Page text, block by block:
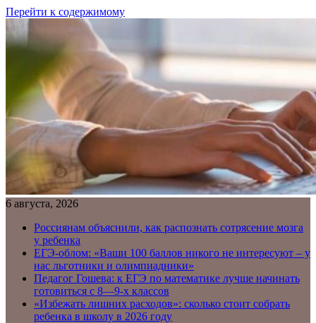
Перейти к содержимому
6 августа, 2026
Россиянам объяснили, как распознать сотрясение мозга
у ребенка
ЕГЭ-облом: «Ваши 100 баллов никого не интересуют – у
нас льготники и олимпиадники»
Педагог Гошева: к ЕГЭ по математике лучше начинать
готовиться с 8—9-х классов
«Избежать лишних расходов»: сколько стоит собрать
ребенка в школу в 2026 году